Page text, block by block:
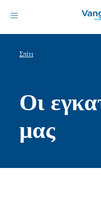
Σπίτι
Οι
μας